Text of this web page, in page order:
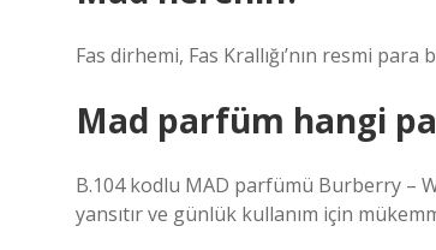
Mad parfüm hangi
B.104 kodlu MAD parfümü Burberry –
yansıtır ve günlük kullanım için